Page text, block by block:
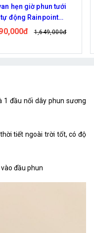
bộ tưới cây nhỏ giọt
dùng bơm 370w có
đầu phun 8 tia2,019,000đ
1 đầu nối dây phun sương
tiết ngoài trời tốt, có độ
đầu phun